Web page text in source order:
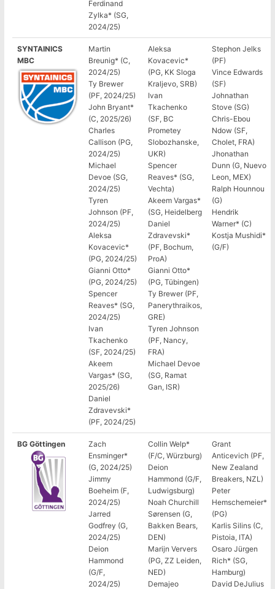
Ferdinand
Zylka* (SG,
2024/25)
SYNTAINICS
MBC
Martin
Breunig* (C,
2024/25)
Ty Brewer
(PF, 2024/25)
John Bryant*
(C, 2025/26)
Charles
Callison (PG,
2024/25)
Michael
Devoe (SG,
2024/25)
Tyren
Johnson (PF,
2024/25)
Aleksa
Kovacevic*
(PG, 2024/25)
Gianni Otto*
(PG, 2024/25)
Spencer
Reaves* (SG,
2024/25)
Ivan
Tkachenko
(SF, 2024/25)
Akeem
Vargas* (SG,
2025/26)
Daniel
Zdravevski*
(PF, 2024/25)
Aleksa
Kovacevic*
(PG, KK Sloga
Kraljevo, SRB)
Ivan
Tkachenko
(SF, BC
Prometey
Slobozhanske,
UKR)
Spencer
Reaves* (SG,
Vechta)
Akeem Vargas*
(SG, Heidelberg
Daniel
Zdravevski*
(PF, Bochum,
ProA)
Gianni Otto*
(PG, Tübingen)
Ty Brewer (PF,
Panerythraikos,
GRE)
Tyren Johnson
(PF, Nancy,
FRA)
Michael Devoe
(SG, Ramat
Gan, ISR)
Stephon Jelks
(PF)
Vince Edwards
(SF)
Johnathan
Stove (SG)
Chris-Ebou
Ndow (SF,
Cholet, FRA)
Jhonathan
Dunn (G, Nuevo
Leon, MEX)
Ralph Hounnou
(G)
Hendrik
Warner* (C)
Kostja Mushidi*
(G/F)
BG Göttingen
Zach
Ensminger*
(G, 2024/25)
Jimmy
Boeheim (F,
2024/25)
Jarred
Godfrey (G,
2024/25)
Deion
Hammond
(G/F,
2024/25)
Collin Welp*
(F/C, Würzburg)
Deion
Hammond (G/F,
Ludwigsburg)
Noah Churchill
Sørensen (G,
Bakken Bears,
DEN)
Marijn Ververs
(PG, ZZ Leiden,
NED)
Demajeo
Grant
Anticevich (PF,
New Zealand
Breakers, NZL)
Peter
Hemschemeier*
(PG)
Karlis Silins (C,
Pistoia, ITA)
Osaro Jürgen
Rich* (SG,
Hamburg)
David DeJulius